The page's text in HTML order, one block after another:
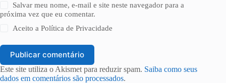
Salvar meu nome, e-mail e site neste navegador para a
próxima vez que eu comentar.
Aceito aPolítica de Privacidade
Publicar comentário
Este site utiliza o Akismet para reduzir spam. Saiba como seus
dados em comentários são processados.